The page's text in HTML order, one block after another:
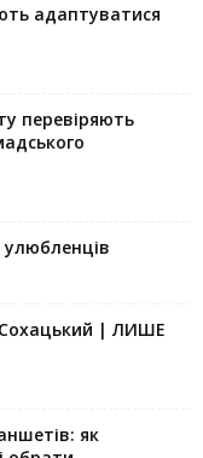
адаптуватися
перевіряють
| ЛИШЕ
як